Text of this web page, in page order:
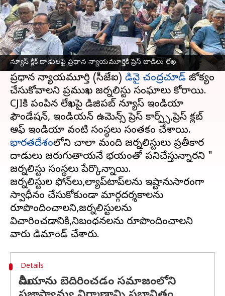
న్యూస్ క్లిక్ దాడులపై ప్రధాన న్యాయమూర్తికి ప్రెస్ బాడీలు లేఖ
ఈ వార్తాకథనం ఏంటి
ఇటీవల జర్నలిస్టుల ఇళ్లపై పోలీసులు దాడులు చేసి వారి
నుంచి పత్రాలు, హార్డ్‌డిస్క్‌లు, ఫోన్‌లు, ల్యాప్‌టాప్‌లు
వంటివి స్వాధీనం చేసుకున్న విషయంలో భారత
ప్రధాన న్యాయమూర్తి (సీజేఐ) డివై చంద్రచూడ్ జోక్యం
చేసుకోవాలని ప్రముఖ జర్నలిస్టు సంఘాలు కోరాయి.
CJIకి పంపిన లేఖపై డిజిపబ్ న్యూస్ ఇండియా
ఫౌండేషన్, ఇండియన్ ఉమెన్స్ ప్రెస్ కార్ప్స్,ప్రెస్ క్లబ్
భారతదేశంలోని చాలా మంది జర్నలిస్టులు ప్రతీకార
దాడులు జరుగుతాయనే భయంతో పనిచేస్తున్నారని "
జర్నలిస్టు సంస్థలు పేర్కొన్నాయి.
జర్నలిస్టుల ఫోన్‌లు,ల్యాప్‌టాప్‌లను ఇష్టానుసారంగా
స్వాధీనం చేసుకోకుండా మార్గదర్శకాలను
రూపొందించాలని,జర్నలిస్టులను
విచారించడానికి,నిబంధనలను రూపొందించాలని
Details
మీడియాను బెదిరించడం సమాజంలోని